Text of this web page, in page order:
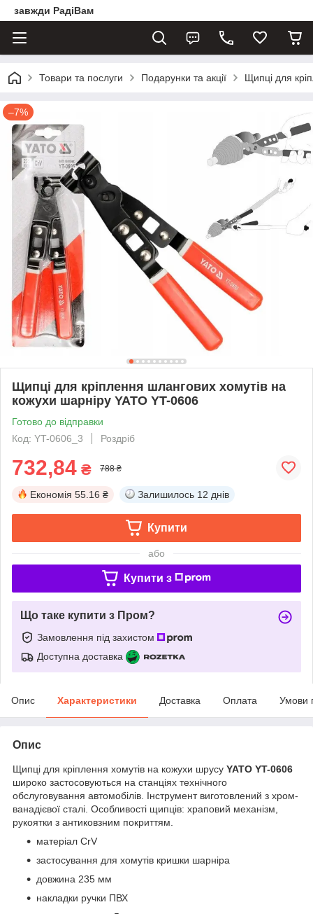
завжди РадіВам
Товари та послуги Подарунки та акції Щипці для
–7%
Щипці для кріплення шлангових хомутів на
кожухи шарніру YATO YT-0606
Готово до відправки
Код: YT-0606_3
Роздріб
732,84 ₴ 788 ₴
Економія 55.16 ₴ Залишилось 12 днів
Купити
або
Купити з
Що таке купити з Пром?
Замовлення під захистом
Доступна доставка
Опис Характеристики Доставка Оплата Умови
Опис
Щипці для кріплення хомутів на кожухи шрусу YATO YT-0606
широко застосовуються на станціях технічного
обслуговування автомобілів. Інструмент виготовлений з хром-
ванадієвої сталі. Особливості щипців: храповий механізм,
рукоятки з антиковзним покриттям.
матеріал CrV
застосування для хомутів кришки шарніра
довжина 235 мм
накладки ручки ПВХ